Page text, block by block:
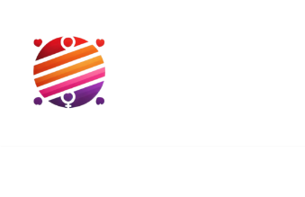
contenuto